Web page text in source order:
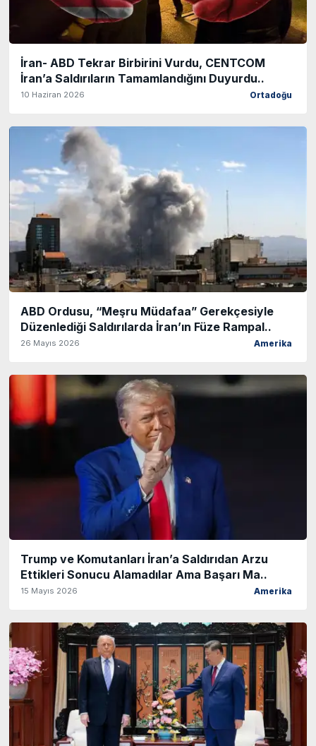
İran- ABD Tekrar Birbirini Vurdu, CENTCOM
İran’a Saldırıların Tamamlandığını Duyurdu..
10 Haziran 2026 Ortadoğu
ABD Ordusu, “Meşru Müdafaa” Gerekçesiyle
Düzenlediği Saldırılarda İran’ın Füze Rampal..
26 Mayıs 2026 Amerika
Trump ve Komutanları İran’a Saldırıdan Arzu
Ettikleri Sonucu Alamadılar Ama Başarı Ma..
15 Mayıs 2026 Amerika